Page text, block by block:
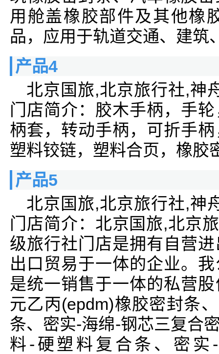
用舱盖橡胶部件及其他橡
品，应用于轨道交通、建筑
产品4
北京国旅,北京旅行社,神
门店简介：胶木手柄，手
柄套，转动手柄，可折手
塑料铰链，塑料合页，橡胶
产品5
北京国旅,北京旅行社,神
门店简介：北京国旅,北京
级旅行社门店是拥有自营
出口贸易于一体的企业。
是统一销售于一体的私营
元乙丙(epdm)橡胶密封条
条、密实-海绵-钢芯三复合
料-硬塑料复合条、密